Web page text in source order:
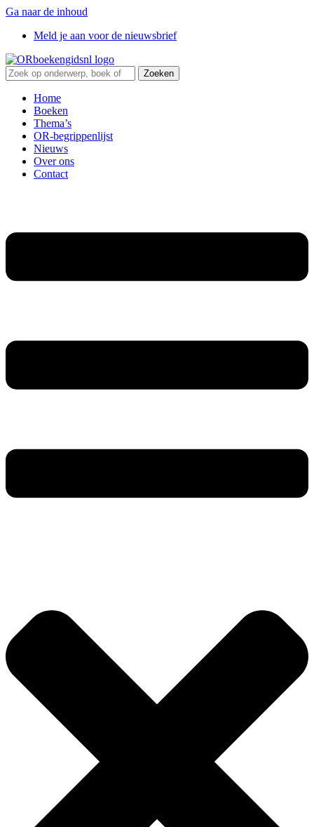
Ga naar de inhoud
Meld je aan voor de nieuwsbrief
Zoeken
Home
Boeken
Thema’s
OR-begrippenlijst
Nieuws
Over ons
Contact